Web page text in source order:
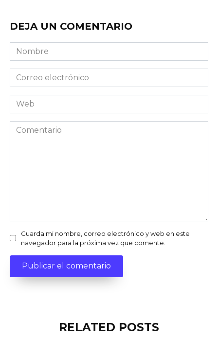
DEJA UN COMENTARIO
Nombre
Correo
electrónico
Web
Comentario
Guarda mi nombre, correo electrónico y web en este
navegador para la próxima vez que comente.
RELATED POSTS